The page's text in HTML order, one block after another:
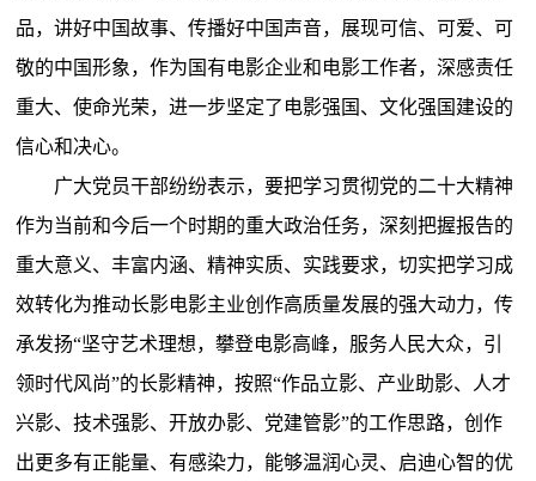
品，讲好中国故事、传播好中国声音，展现可信、可爱、可
敬的中国形象，作为国有电影企业和电影工作者，深感责任
重大、使命光荣，进一步坚定了电影强国、文化强国建设的
信心和决心。
广大党员干部纷纷表示，要把学习贯彻党的二十大精神
作为当前和今后一个时期的重大政治任务，深刻把握报告的
重大意义、丰富内涵、精神实质、实践要求，切实把学习成
效转化为推动长影电影主业创作高质量发展的强大动力，传
承发扬“坚守艺术理想，攀登电影高峰，服务人民大众，引
领时代风尚”的长影精神，按照“作品立影、产业助影、人才
兴影、技术强影、开放办影、党建管影”的工作思路，创作
出更多有正能量、有感染力，能够温润心灵、启迪心智的优